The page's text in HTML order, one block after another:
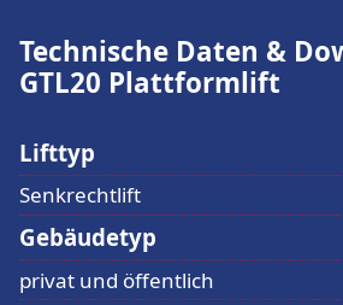
Technische Daten &
GTL20 Plattformlift
Lifttyp
Senkrechtlift
Gebäudetyp
privat und öffentlich